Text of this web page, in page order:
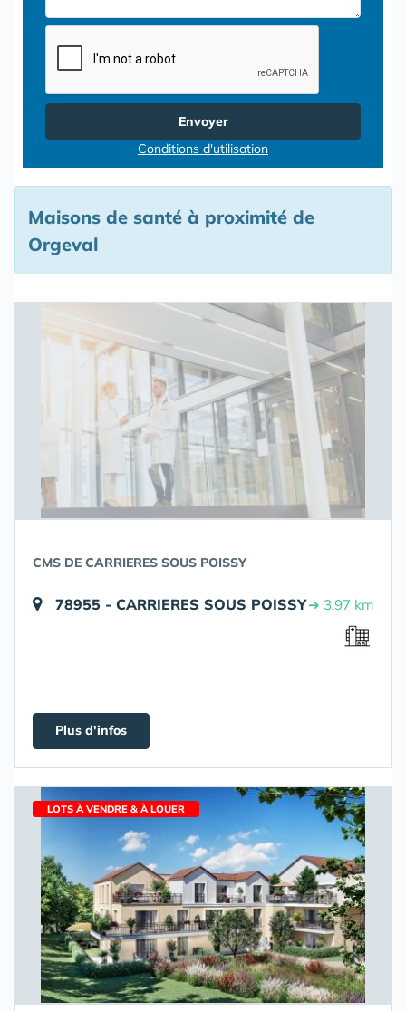
Envoyer
Conditions d'utilisation
Maisons de santé à proximité de
Orgeval
CMS DE CARRIERES SOUS POISSY
78955 - CARRIERES SOUS POISSY➔ 3.97 km
Plus d'infos
LOTS À VENDRE & À LOUER